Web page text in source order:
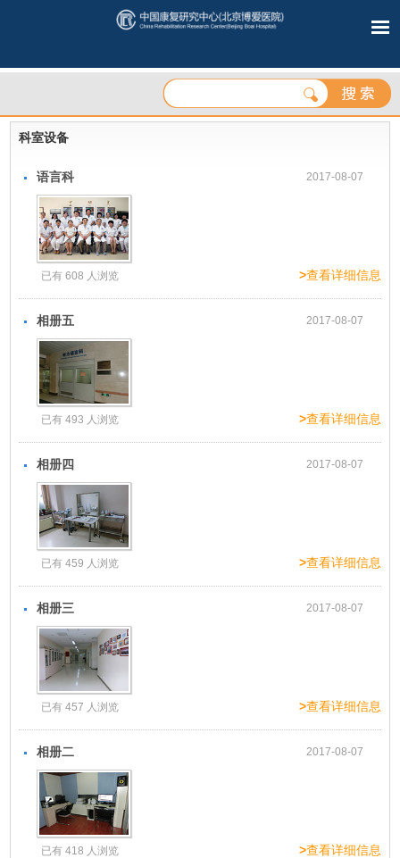
科室设备
语言科 2017-08-07
>查看详细信息
已有 608 人浏览
相册五 2017-08-07
>查看详细信息
已有 493 人浏览
相册四 2017-08-07
>查看详细信息
已有 459 人浏览
相册三 2017-08-07
>查看详细信息
已有 457 人浏览
相册二 2017-08-07
>查看详细信息
已有 418 人浏览